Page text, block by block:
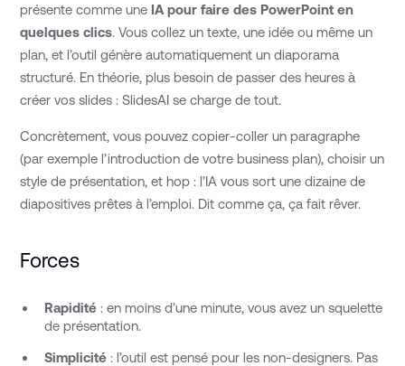
présente comme une IA pour faire des PowerPoint en
quelques clics. Vous collez un texte, une idée ou même un
plan, et l’outil génère automatiquement un diaporama
structuré. En théorie, plus besoin de passer des heures à
créer vos slides : SlidesAI se charge de tout.
Concrètement, vous pouvez copier-coller un paragraphe
(par exemple l’introduction de votre business plan), choisir un
style de présentation, et hop : l’IA vous sort une dizaine de
diapositives prêtes à l’emploi. Dit comme ça, ça fait rêver.
Forces
Rapidité: en moins d’une minute, vous avez un squelette
de présentation.
Simplicité: l’outil est pensé pour les non-designers. Pas